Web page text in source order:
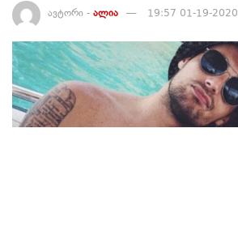
ავტორი - ალია 19:57 01-19-2020